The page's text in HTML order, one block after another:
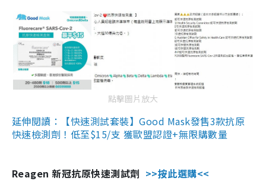
點擊圖片放大
延伸閱讀：【快速測試套裝】Good Mask發售3款抗原
快速檢測劑！低至$15/支 獲歐盟認證+無限購數量
Reagen 新冠抗原快速測試劑 >>按此選購<<